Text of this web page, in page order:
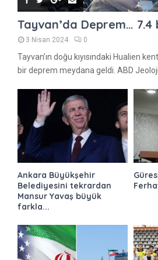
Tayvan’da Deprem… 7.4
3 Nisan 2024 0
Tayvan’ın doğu kıyısındaki Hualien
bir deprem meydana geldi. ABD
Ankara Büyükşehir
Belediyesini tekrardan
Mansur Yavaş büyük
farkla...